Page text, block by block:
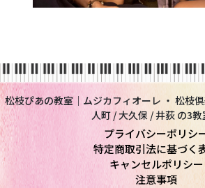
松枝ぴあの教室｜ムジカフィオーレ ・ 松枝
人町 / 大久保 / 井荻 の3教
プライバシーポリシ
特定商取引法に基づく
キャンセルポリシー
注意事項